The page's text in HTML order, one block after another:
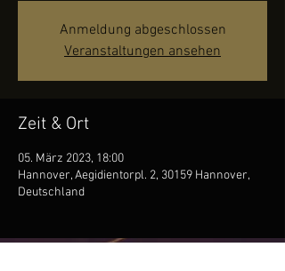
Anmeldung abgeschlossen
Veranstaltungen ansehen
Zeit & Ort
05. März 2023, 18:00
Hannover, Aegidientorpl. 2, 30159 Hannover,
Deutschland